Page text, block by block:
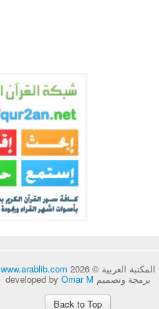
المكتبة العربية © 2026 www.arablib.com
برمجة وتصميم developed by Omar M
Back to Top